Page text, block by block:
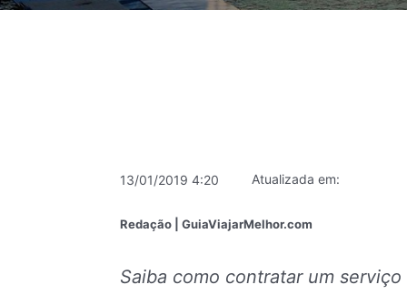
13/01/2019 4:20 Atualizada em:
Redação | GuiaViajarMelhor.com
Saiba como contratar um